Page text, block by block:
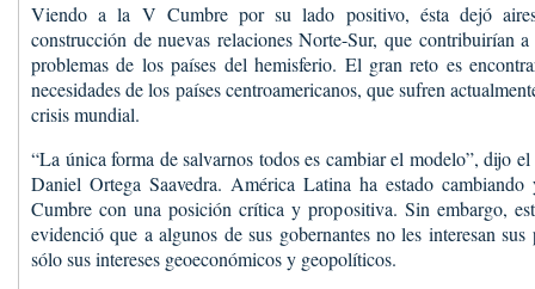
Viendo a la V Cumbre por su lado positivo, ésta dejó
construcción de nuevas relaciones Norte-Sur, que contribuirían
problemas de los países del hemisferio. El gran reto es
necesidades de los países centroamericanos, que sufren
crisis mundial.
“La única forma de salvarnos todos es cambiar el modelo”, dijo
Daniel Ortega Saavedra. América Latina ha estado
Cumbre con una posición crítica y propositiva. Sin embargo,
evidenció que a algunos de sus gobernantes no les interesan
sólo sus intereses geoeconómicos y geopolíticos.